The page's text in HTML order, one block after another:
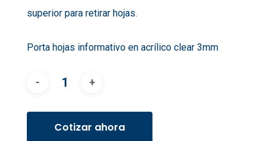
superior para retirar hojas.
Porta hojas informativo en acrílico clear 3mm
Cotizar ahora